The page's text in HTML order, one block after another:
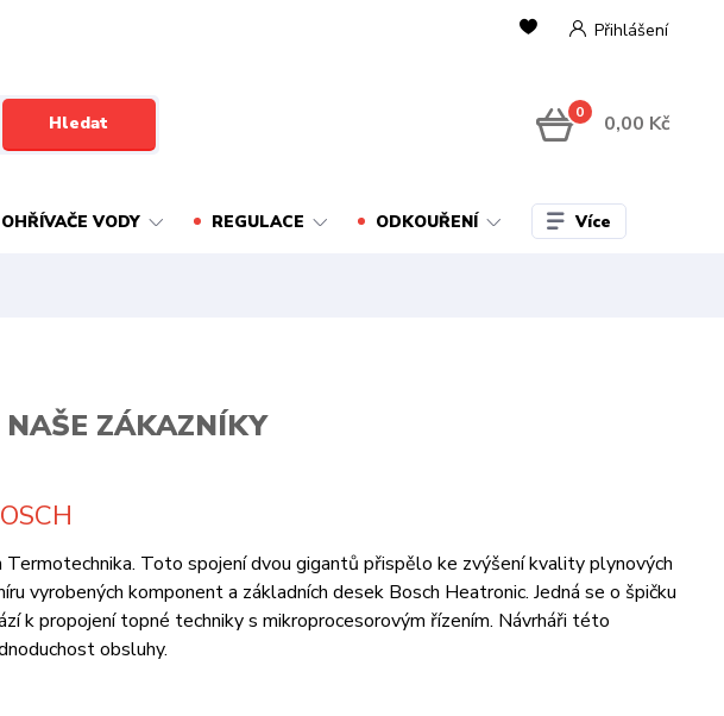
Přihlášení
Hledat 0 0,00 Kč
OHŘÍVAČE VODY REGULACE ODKOUŘENÍ Více
ZÁKAZNÍKY
Termotechnika. Toto spojení dvou gigantů přispělo ke zvýšení kvality plynových
vyrobených komponent a základních desek Bosch Heatronic. Jedná se o špičku
k propojení topné techniky s mikroprocesorovým řízením. Návrháři této
obsluhy.